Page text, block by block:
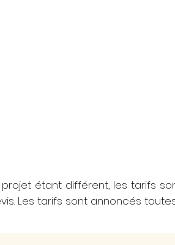
étant différent, les tarifs
Les tarifs sont annoncés